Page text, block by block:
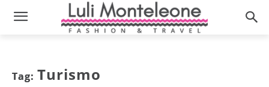
Tag: Turismo